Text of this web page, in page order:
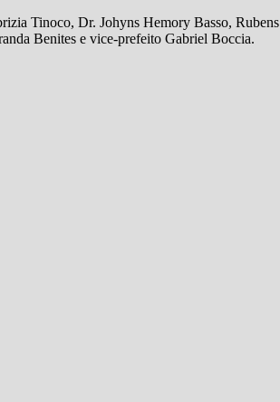
Tinoco, Dr. Johyns Hemory Basso, Rubens
Benites e vice-prefeito Gabriel Boccia.